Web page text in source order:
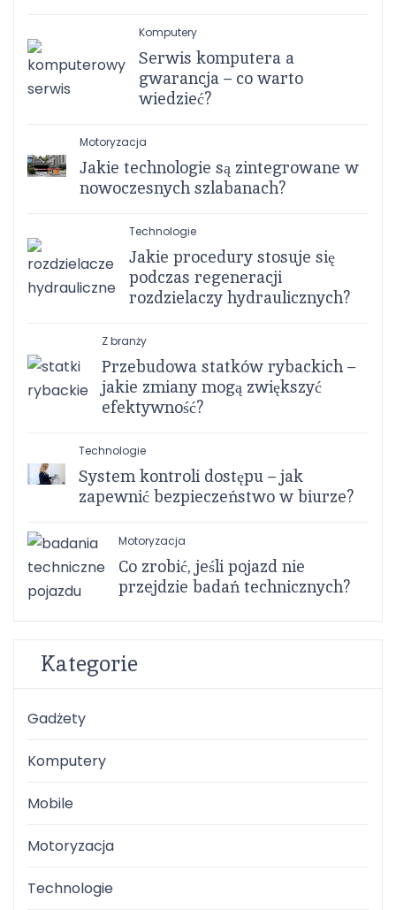
Komputery
Serwis komputera a
gwarancja – co warto
wiedzieć?
Motoryzacja
Jakie technologie są zintegrowane w
nowoczesnych szlabanach?
Technologie
Jakie procedury stosuje się
podczas regeneracji
rozdzielaczy hydraulicznych?
Z branży
Przebudowa statków rybackich –
jakie zmiany mogą zwiększyć
efektywność?
Technologie
System kontroli dostępu – jak
zapewnić bezpieczeństwo w biurze?
Motoryzacja
Co zrobić, jeśli pojazd nie
przejdzie badań technicznych?
Kategorie
Gadżety
Komputery
Mobile
Motoryzacja
Technologie